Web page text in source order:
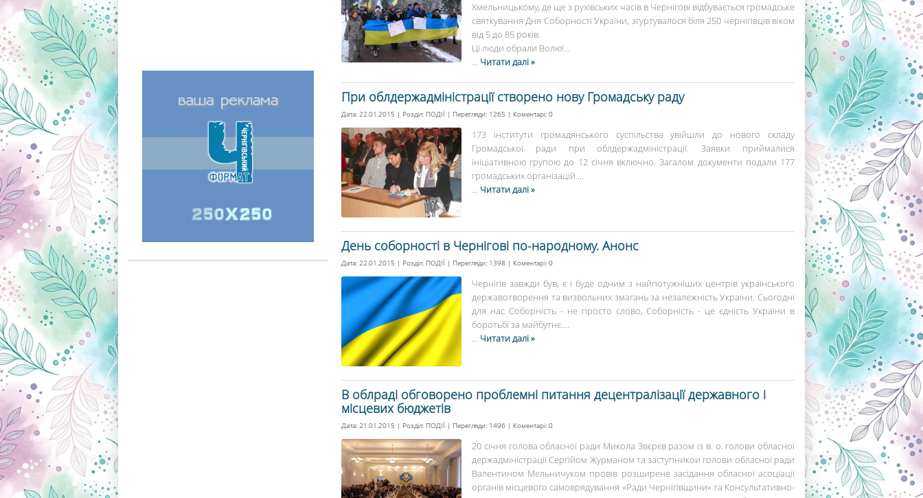
Хмельницькому, де ще з рухівських часів в Чернігові відбувається громадське
святкування Дня Соборності України, згуртувалося біля 250 чернігівців віком
від 5 до 85 років.
Ці люди обрали Волю!...
... Читати далі »
При облдержадміністрації створено нову Громадську раду
Дата: 22.01.2015 | Розділ: ПОДІЇ | Перегляди: 1265 | Коментарі: 0
173 інститути громадянського суспільства увійшли до нового складу
Громадської ради при облдержадміністрації. Заявки приймалися
ініціативною групою до 12 січня включно. Загалом документи подали 177
громадських організацій....
... Читати далі »
День соборності в Чернігові по-народному. Анонс
Дата: 22.01.2015 | Розділ: ПОДІЇ | Перегляди: 1398 | Коментарі: 0
Чернігів завжди був, є і буде одним з найпотужніших центрів українського
державотворення та визвольних змагань за незалежність України. Сьогодні
для нас Соборність - не просто слово, Соборність - це єдність України в
боротьбі за майбутнє....
... Читати далі »
В облраді обговорено проблемні питання децентралізації державного і
місцевих бюджетів
Дата: 21.01.2015 | Розділ: ПОДІЇ | Перегляди: 1496 | Коментарі: 0
20 січня голова обласної ради Микола Звєрєв разом із в. о. голови обласної
держадміністрації Сергійом Журманом та заступникои голови обласної ради
Валентином Мельничуком провів розширене засідання обласної асоціації
органів місцевого самоврядування «Ради Чернігівщини» та Консультативно-